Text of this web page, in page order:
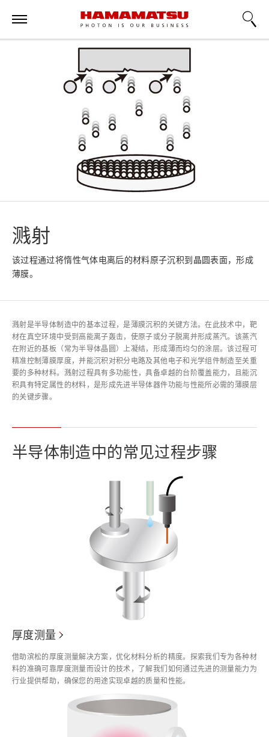
溅射
该过程通过将惰性气体电离后的材料原子沉积到晶圆表面，形成
薄膜。
溅射是半导体制造中的基本过程，是薄膜沉积的关键方法。在此技术中，靶
材在真空环境中受到高能离子轰击，使原子或分子脱离并形成蒸汽。该蒸汽
在附近的基板（常为半导体晶圆）上凝结，形成薄而均匀的涂层。该过程可
精准控制薄膜厚度，并能沉积对积分电路及其他电子和光学组件制造至关重
要的多种材料。溅射过程具有多功能性，具备卓越的台阶覆盖能力，且能沉
积具有特定属性的材料，是形成先进半导体器件功能与性能所必需的薄膜层
的关键步骤。
半导体制造中的常见过程步骤
厚度测量
借助滨松的厚度测量解决方案，优化材料分析的精度。探索我们专为各种材
料的准确可靠厚度测量而设计的技术，了解我们如何通过先进的测量能力为
行业提供帮助，确保您的用途实现卓越的质量和性能。